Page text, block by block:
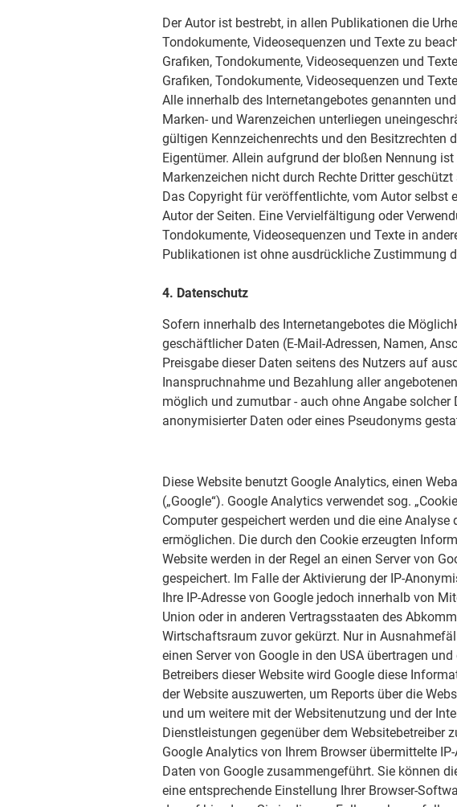
Der Autor ist bestrebt, in allen Publikationen die
Tondokumente, Videosequenzen und Texte zu
Grafiken, Tondokumente, Videosequenzen und
Grafiken, Tondokumente, Videosequenzen und
Alle innerhalb des Internetangebotes genannten
Marken- und Warenzeichen unterliegen
gültigen Kennzeichenrechts und den Besitzrechten
Eigentümer. Allein aufgrund der bloßen Nennung
Markenzeichen nicht durch Rechte Dritter geschützt
Das Copyright für veröffentlichte, vom Autor selbst
Autor der Seiten. Eine Vervielfältigung oder
Tondokumente, Videosequenzen und Texte in
Publikationen ist ohne ausdrückliche Zustimmung
4. Datenschutz
Sofern innerhalb des Internetangebotes die
geschäftlicher Daten (E-Mail-Adressen, Namen,
Preisgabe dieser Daten seitens des Nutzers auf
Inanspruchnahme und Bezahlung aller
möglich und zumutbar - auch ohne Angabe solcher
anonymisierter Daten oder eines Pseudonyms
Diese Website benutzt Google Analytics, einen
(„Google“). Google Analytics verwendet sog.
Computer gespeichert werden und die eine Analyse
ermöglichen. Die durch den Cookie erzeugten
Website werden in der Regel an einen Server von
gespeichert. Im Falle der Aktivierung der IP-
Ihre IP-Adresse von Google jedoch innerhalb von
Union oder in anderen Vertragsstaaten des
Wirtschaftsraum zuvor gekürzt. Nur in
einen Server von Google in den USA übertragen
Betreibers dieser Website wird Google diese
der Website auszuwerten, um Reports über die
und um weitere mit der Websitenutzung und der
Dienstleistungen gegenüber dem Websitebetreiber
Google Analytics von Ihrem Browser übermittelte
Daten von Google zusammengeführt. Sie können
eine entsprechende Einstellung Ihrer Browser-